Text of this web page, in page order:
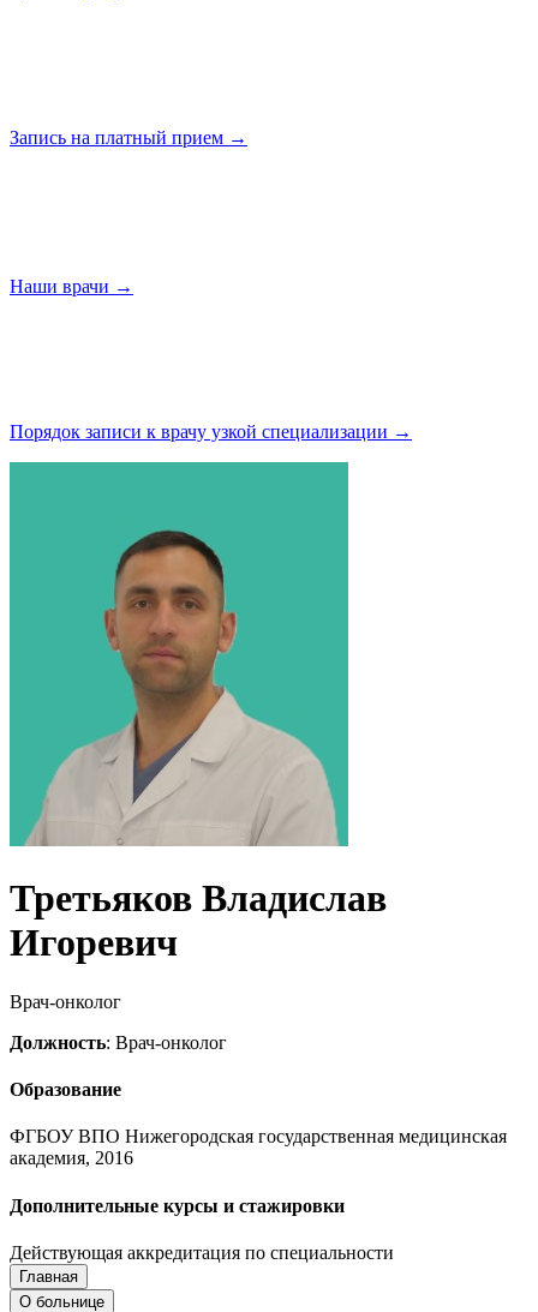
Запись на платный прием →
Наши врачи →
Порядок записи к врачу узкой специализации →
Третьяков Владислав
Игоревич
Врач-онколог
Должность: Врач-онколог
Образование
ФГБОУ ВПО Нижегородская государственная медицинская
академия, 2016
Дополнительные курсы и стажировки
Действующая аккредитация по специальности
Запись на приём
Запись подтверждена
Главная
О больнице